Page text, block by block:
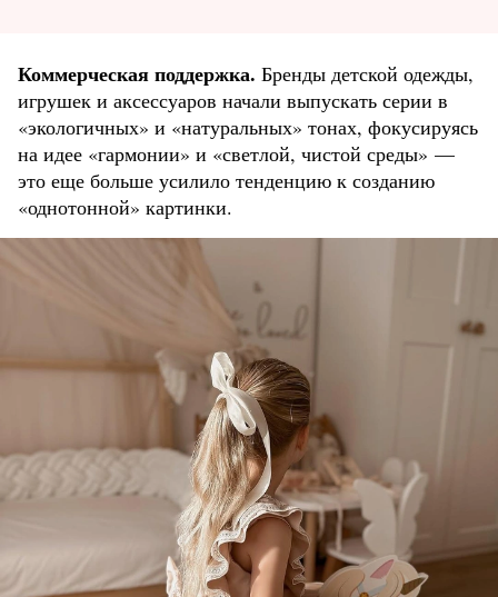
Коммерческая поддержка. Бренды детской одежды,
игрушек и аксессуаров начали выпускать серии в
«экологичных» и «натуральных» тонах, фокусируясь
на идее «гармонии» и «светлой, чистой среды» —
это еще больше усилило тенденцию к созданию
«однотонной» картинки.